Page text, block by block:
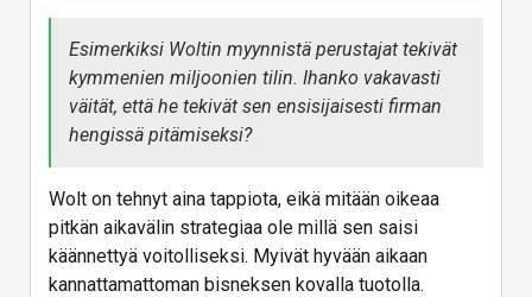
Esimerkiksi Woltin myynnistä perustajat tekivät
kymmenien miljoonien tilin. Ihanko vakavasti
väität, että he tekivät sen ensisijaisesti firman
hengissä pitämiseksi?
Wolt on tehnyt aina tappiota, eikä mitään oikeaa
pitkän aikavälin strategiaa ole millä sen saisi
käännettyä voitolliseksi. Myivät hyvään aikaan
kannattamattoman bisneksen kovalla tuotolla.